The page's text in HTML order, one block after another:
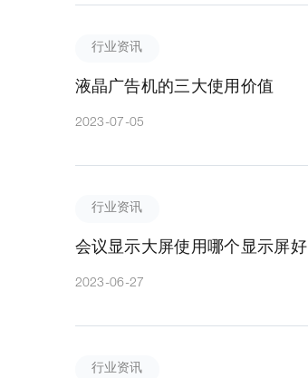
行业资讯
液晶广告机的三大使用价值
2023-07-05
行业资讯
会议显示大屏使用哪个显示屏好
2023-06-27
行业资讯